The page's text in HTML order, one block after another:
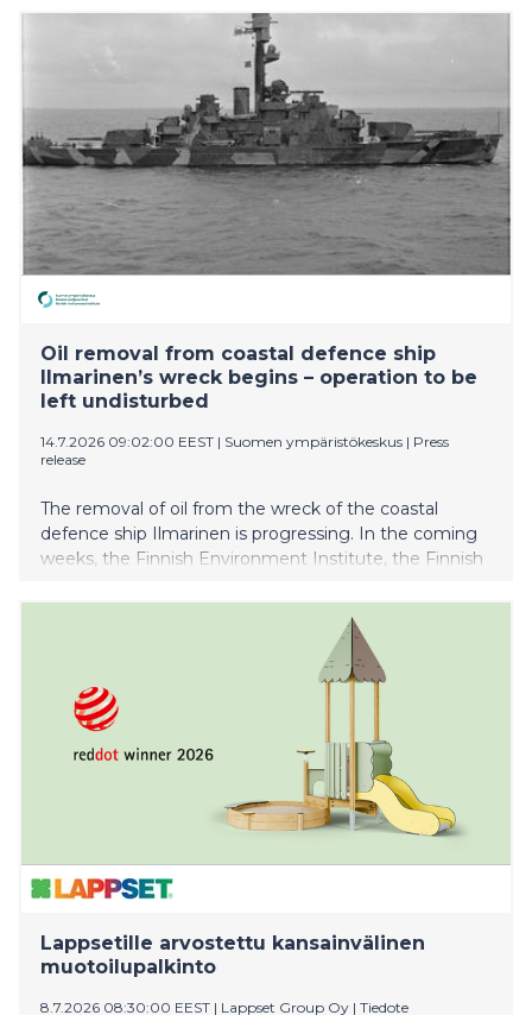
strategic risk management Climate transition plan
serves as central instrument for future-proofing
business processes
Oil removal from coastal defence ship
Ilmarinen’s wreck begins – operation to be
left undisturbed
14.7.2026 09:02:00 EEST | Suomen ympäristökeskus | Press
release
The removal of oil from the wreck of the coastal
defence ship Ilmarinen is progressing. In the coming
weeks, the Finnish Environment Institute, the Finnish
wreck in the northern Baltic Sea, off the island of Utö.
The authorities ask the public to keep clear of the area
and allow the operation to proceed undisturbed to
ensure safety. Information about the results will be
provided after the operation has been completed.
Lappsetille arvostettu kansainvälinen
muotoilupalkinto
8.7.2026 08:30:00 EEST | Lappset Group Oy | Tiedote